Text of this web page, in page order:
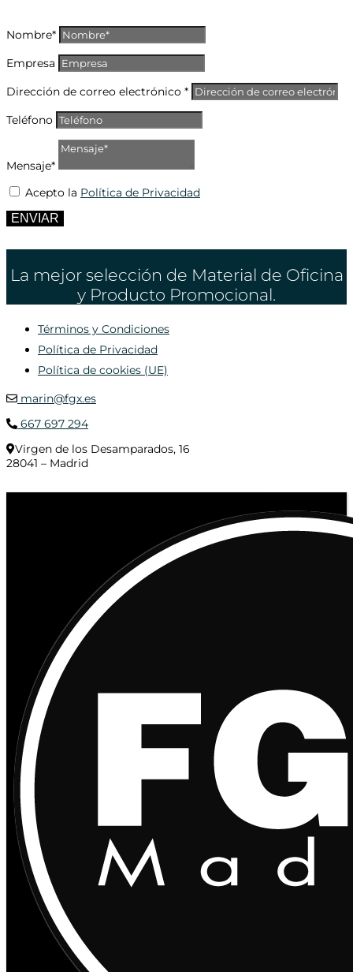
Nombre*
Empresa
Dirección de correo electrónico *
Teléfono
Mensaje*
Acepto la Política de Privacidad
ENVIAR
La mejor selección de Material de Oficina
y Producto Promocional.
Términos y Condiciones
Política de Privacidad
Política de cookies (UE)
marin@fgx.es
667 697 294
Virgen de los Desamparados, 16
28041 – Madrid